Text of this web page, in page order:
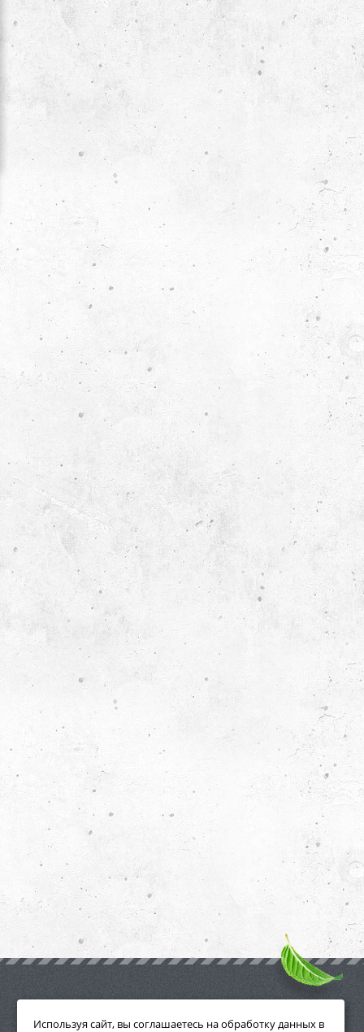
ПРИНАДЛЕЖНОСТИ
Используя сайт, вы соглашаетесь на обработку данных в